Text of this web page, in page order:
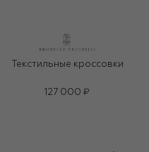
Текстильные кроссовки
127 000 ₽